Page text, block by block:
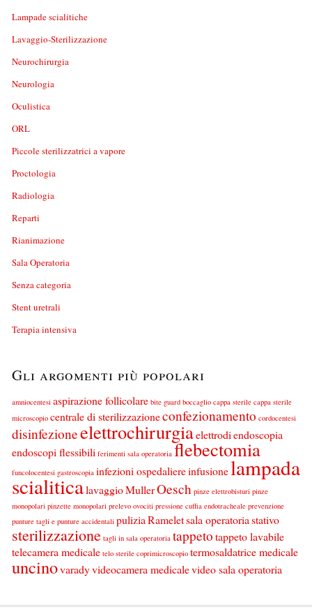
Lampade scialitiche
Lavaggio-Sterilizzazione
Neurochirurgia
Neurologia
Oculistica
ORL
Piccole sterilizzatrici a vapore
Proctologia
Radiologia
Reparti
Rianimazione
Sala Operatoria
Senza categoria
Stent uretrali
Terapia intensiva
Gli argomenti più popolari
amniocentesi aspirazione follicolare bite guard boccaglio cappa sterile cappa sterile
microscopio centrale di sterilizzazioneconfezionamento cordocentesi
disinfezioneelettrochirurgiaelettrodiendoscopia
endoscopi flessibili ferimenti sala operatoria flebectomia
funcolocentesi gastroscopia infezioni ospedaliereinfusionelampada
scialiticalavaggioMullerOesch pinze elettrobisturi pinze
monopolari pinzette monopolari prelevo ovociti pressione cuffia endotracheale prevenzione
punture tagli e punture accidentali puliziaRameletsala operatoriastativo
sterilizzazione tagli in sala operatoria tappetotappeto lavabile
telecamera medicale telo sterile coprimicroscopio termosaldatrice medicale
uncinovaradyvideocamera medicalevideo sala operatoria